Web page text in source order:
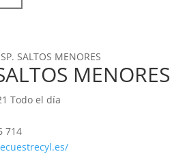
SALTOS MENORES
MENORES
Todo el día
714